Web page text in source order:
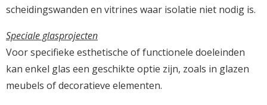
scheidingswanden en vitrines waar isolatie niet nodig is.
Speciale glasprojecten
Voor specifieke esthetische of functionele doeleinden
kan enkel glas een geschikte optie zijn, zoals in glazen
meubels of decoratieve elementen.